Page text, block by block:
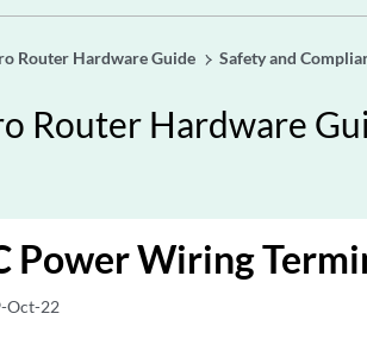
Router Hardware Guide Safety and
Router Hardware
Power Wiring
Oct-22